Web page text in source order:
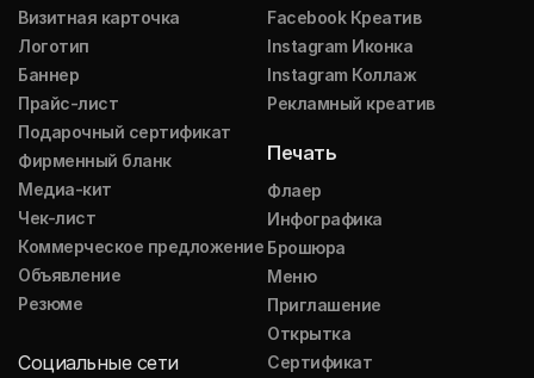
Визитная карточка
Логотип
Баннер
Прайс-лист
Подарочный сертификат
Фирменный бланк
Медиа-кит
Чек-лист
Коммерческое предложение
Объявление
Резюме
Социальные сети
Facebook Креатив
Instagram Иконка
Instagram Коллаж
Рекламный креатив
Печать
Флаер
Инфографика
Брошюра
Меню
Приглашение
Открытка
Сертификат